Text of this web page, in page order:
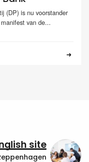
(DP) is nu voorstander
van de...
site